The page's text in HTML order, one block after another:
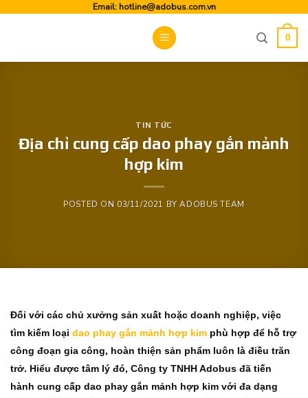
Email: hotline@adobus.com.vn
0
TIN TỨC
Địa chỉ cung cấp dao phay gắn mảnh
hợp kim
POSTED ON 03/11/2021 BYADOBUS TEAM
Đối với các chủ xưởng sản xuất hoặc doanh nghiệp, việc
tìm kiếm loại dao phay gắn mảnh hợp kim phù hợp để hỗ trợ
công đoạn gia công, hoàn thiện sản phẩm luôn là điều trăn
trở. Hiểu được tâm lý đó, Công ty TNHH Adobus đã tiến
hành cung cấp dao phay gắn mảnh hợp kim với đa dạng